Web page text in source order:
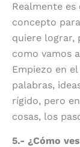
Realmente
concepto
quiere lograr,
como vamos
Empiezo en
palabras,
rígido, pero
cosas, los
5.- ¿Cómo